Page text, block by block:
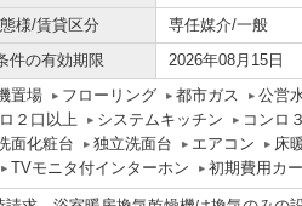
様/賃貸区分
専任媒介/一般
件の有効期限 2026年08月15日
置場 フローリング 都市ガス 公営
２口以上 システムキッチン
コンロ
面化粧台 独立洗面台 エアコン
床
TVモニタ付インターホン 初期費用カ